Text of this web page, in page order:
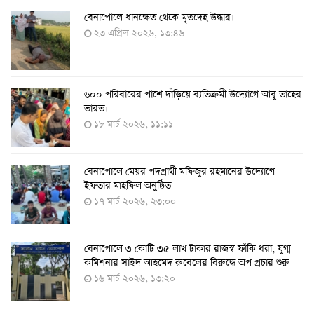
করোনায় ৩ জনের প্রাণহানি, নতুন শনাক্ত ২৯৬
৮ আগস্ট ২০২২, ১৯:৩৪
দেশে তৈরি হলো করোনা শনাক্তের কিট
৮ আগস্ট ২০২২, ১৩:০৯
দেশেই তৈরি হলো করোনা পরীক্ষার কিট, সময় লাগবে ৪-৫
ঘণ্টা
৭ আগস্ট ২০২২, ১৪:০৩
১১ আগস্ট থেকে পরীক্ষামূলকভাবে শুরু শিশুদের করোনা টিকা
দেওয়া
৭ আগস্ট ২০২২, ১৩:৫৩
বেনাপোলে ধানক্ষেত থেকে মৃতদেহ উদ্ধার।
২৩ এপ্রিল ২০২৬, ১৩:৪৬
৬০০ পরিবারের পাশে দাঁড়িয়ে ব্যতিক্রমী উদ্যোগে আবু তাহের
ভারত।
১৮ মার্চ ২০২৬, ১১:১১
বেনাপোলে মেয়র পদপ্রার্থী মফিজুর রহমানের উদ্যোগে
ইফতার মাহফিল অনুষ্ঠিত
১৭ মার্চ ২০২৬, ২৩:০০
বেনাপোলে ৩ কোটি ৩৫ লাখ টাকার রাজস্ব ফাঁকি ধরা, যুগ্ম-
কমিশনার সাইদ আহমেদ রুবেলের বিরুদ্ধে অপ প্রচার শুরু
১৬ মার্চ ২০২৬, ১৩:২০